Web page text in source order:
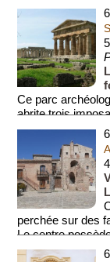
Ce parc
abrite trois
les mieux con...
perchée sur des
Le centre